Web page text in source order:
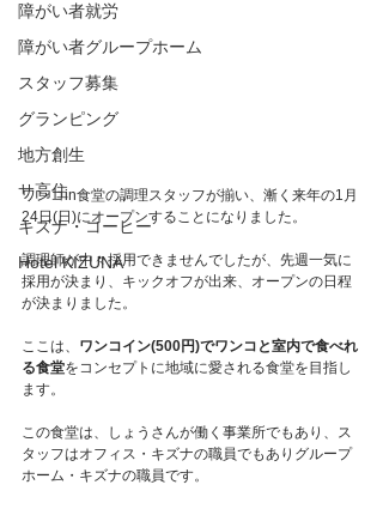
障がい者就労
障がい者グループホーム
スタッフ募集
グランピング
地方創生
サ高住
キズナ・コーヒー
Hotel KIZUNA
ワンコin食堂の調理スタッフが揃い、漸く来年の1月
24日(日)にオープンすることになりました。
調理師が中々採用できませんでしたが、先週一気に
採用が決まり、キックオフが出来、オープンの日程
が決まりました。
ここは、 ワンコイン(500円)でワンコと室内で食べれ
る食堂をコンセプトに地域に愛される食堂を目指し
ます。
この食堂は、しょうさんが働く事業所でもあり、ス
タッフはオフィス・キズナの職員でもありグループ
ホーム・キズナの職員です。